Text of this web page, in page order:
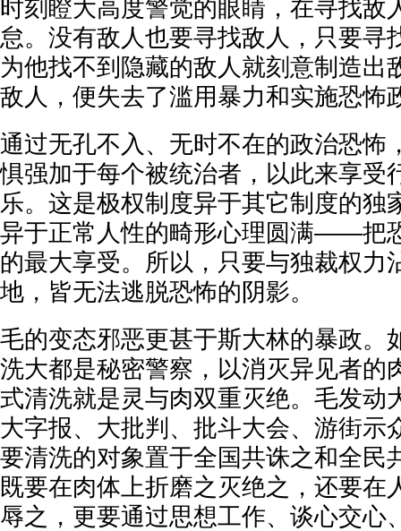
时刻瞪大高度警觉的眼睛，在寻找敌
怠。没有敌人也要寻找敌人，只要寻
为他找不到隐藏的敌人就刻意制造出
敌人，便失去了滥用暴力和实施恐怖
通过无孔不入、无时不在的政治恐怖
惧强加于每个被统治者，以此来享受
乐。这是极权制度异于其它制度的独
异于正常人性的畸形心理圆满——把
的最大享受。所以，只要与独裁权力
地，皆无法逃脱恐怖的阴影。
毛的变态邪恶更甚于斯大林的暴政。
洗大都是秘密警察，以消灭异见者的
式清洗就是灵与肉双重灭绝。毛发动
大字报、大批判、批斗大会、游街示
要清洗的对象置于全国共诛之和全民
既要在肉体上折磨之灭绝之，还要在
辱之，更要通过思想工作、谈心交心